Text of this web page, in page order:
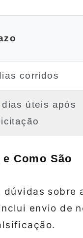
corridos
dias úteis após
Como São
sobre
envio de